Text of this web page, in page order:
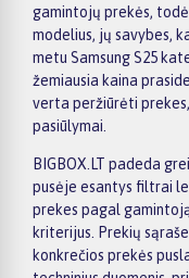
gamintojų prekės,
modelius, jų savybes,
metu Samsung S25
žemiausia kaina
verta peržiūrėti
pasiūlymai.
BIGBOX.LT padeda
pusėje esantys filtrai
prekes pagal
kriterijus. Prekių
konkrečios prekės